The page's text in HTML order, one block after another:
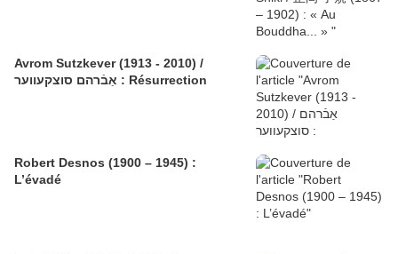
Avrom Sutzkever (1913 - 2010) /
אַבֿרהם סוצקעווער : Résurrection
Robert Desnos (1900 – 1945) :
L’évadé